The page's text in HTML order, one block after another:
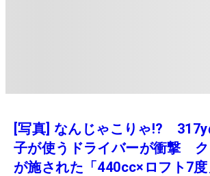
[写真] なんじゃこりゃ!? 317y
子が使うドライバーが衝撃 ク
が施された「440cc×ロフト7